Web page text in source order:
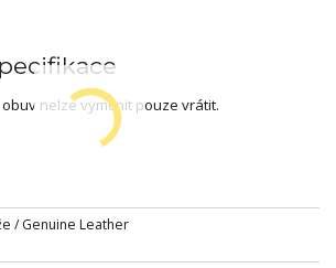
nelze vyměnit pouze vrátit.
/ Genuine Leather